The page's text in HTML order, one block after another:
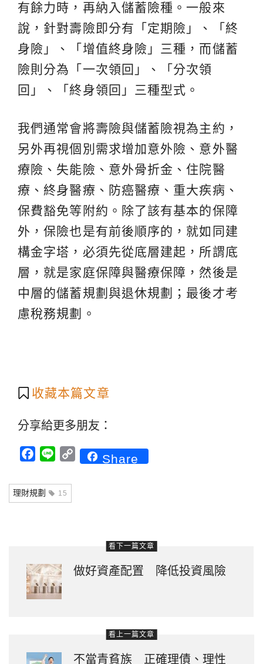
有餘力時，再納入儲蓄險種。一般來
說，針對壽險即分有「定期險」、「終
身險」、「增值終身險」三種，而儲蓄
險則分為「一次領回」、「分次領
回」、「終身領回」三種型式。
我們通常會將壽險與儲蓄險視為主約，
另外再視個別需求增加意外險、意外醫
療險、失能險、意外骨折金、住院醫
療、終身醫療、防癌醫療、重大疾病、
保費豁免等附約。除了該有基本的保障
外，保險也是有前後順序的，就如同建
構金字塔，必須先從底層建起，所謂底
層，就是家庭保障與醫療保障，然後是
中層的儲蓄規劃與退休規劃；最後才考
慮稅務規劃。
收藏本篇文章
分享給更多朋友：
Facebook
Line CopyShare
理財規劃 15
看下一篇文章
做好資產配置 降低投資風險
看上一篇文章
不當青貧族 正確理債、理性